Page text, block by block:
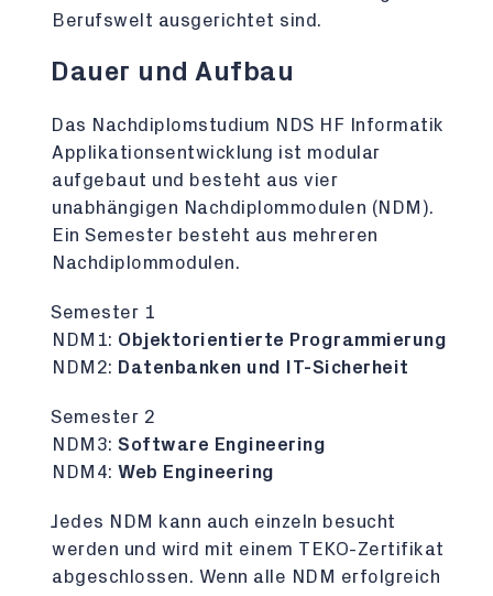
Berufswelt ausgerichtet sind.
Dauer und Aufbau
Das Nachdiplomstudium NDS HF Informatik
Applikationsentwicklung ist modular
aufgebaut und besteht aus vier
unabhängigen Nachdiplommodulen (NDM).
Ein Semester besteht aus mehreren
Nachdiplommodulen.
Semester 1
NDM1: Objektorientierte Programmierung
NDM2: Datenbanken und IT-Sicherheit
Semester 2
NDM3: Software Engineering
NDM4: Web Engineering
Jedes NDM kann auch einzeln besucht
werden und wird mit einem TEKO-Zertifikat
abgeschlossen. Wenn alle NDM erfolgreich